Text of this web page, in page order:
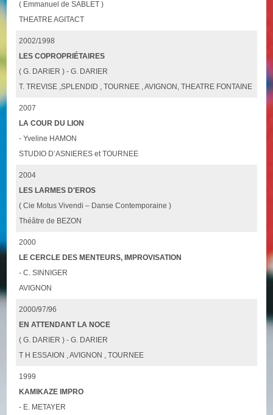
( Emmanuel de SABLET )
THEATRE AGITACT
2002/1998
LES COPROPRIÉTAIRES
( G. DARIER ) - G. DARIER
T. TREVISE ,SPLENDID , TOURNEE , AVIGNON, THEATRE FONTAINE
2007
LA COUR DU LION
- Yveline HAMON
STUDIO D’ASNIERES et TOURNEE
2004
LES LARMES D'EROS
( Cie Motus Vivendi – Danse Contemporaine )
Théâtre de BEZON
2000
LE CERCLE DES MENTEURS, IMPROVISATION
- C. SINNIGER
AVIGNON
2000/97/96
EN ATTENDANT LA NOCE
( G. DARIER ) - G. DARIER
T H ESSAION , AVIGNON , TOURNEE
1999
KAMIKAZE IMPRO
- E. METAYER